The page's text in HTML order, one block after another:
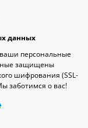
данных
персональные
защищены
шифрования (SSL-
заботимся о вас!